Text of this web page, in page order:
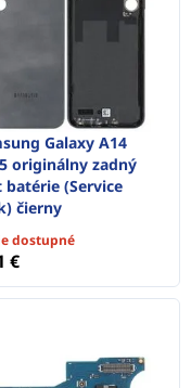
Galaxy A14
originálny zadný
(Service
čierny
dostupné
€